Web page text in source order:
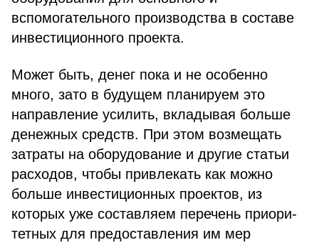
вспомогательного производства в составе
инвестицион­ного проекта.
Может быть, денег пока и не особенно
много, зато в будущем планируем это
направление усилить, вкладывая больше
денежных средств. При этом возмещать
затраты на обо­рудование и другие статьи
расходов, чтобы привлекать как можно
больше инвестиционных проектов, из
которых уже составляем перечень приори­
тетных для предоставления им мер